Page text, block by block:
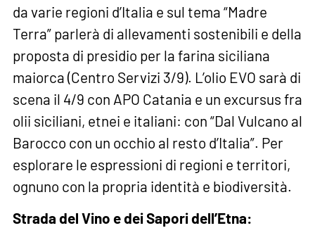
da varie regioni d’Italia e sul tema “Madre
Terra” parlerà di allevamenti sostenibili e della
proposta di presidio per la farina siciliana
maiorca (Centro Servizi 3/9). L’olio EVO sarà di
scena il 4/9 con APO Catania e un excursus fra
olii siciliani, etnei e italiani: con “Dal Vulcano al
Barocco con un occhio al resto d’Italia”. Per
esplorare le espressioni di regioni e territori,
ognuno con la propria identità e biodiversità.
Strada del Vino e dei Sapori dell’Etna: